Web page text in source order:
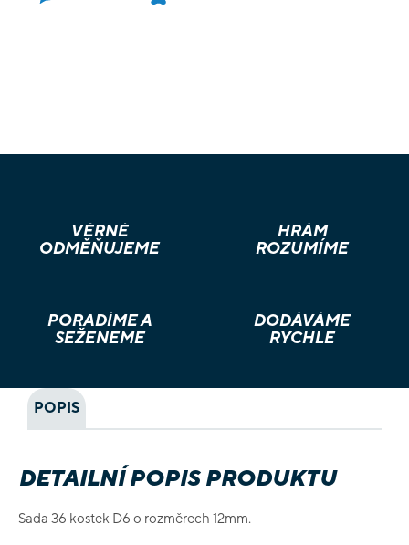
VĚRNÉ
ODMĚŇUJEME
HRÁM
ROZUMÍME
PORADÍME A
SEŽENEME
DODÁVÁME
RYCHLE
POPIS
DETAILNÍ POPIS PRODUKTU
Sada 36 kostek D6 o rozměrech 12mm.